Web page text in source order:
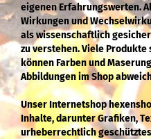
eigenen Erfahrungswerten.
Wirkungen und
als wissenschaftlich
zu verstehen. Viele
können Farben und
Abbildungen im Shop
Unser Internetshop
Inhalte, darunter Grafiken,
urheberrechtlich